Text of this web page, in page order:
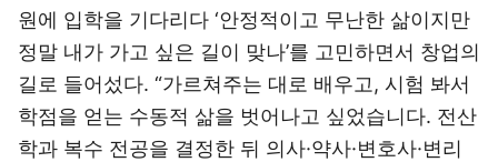
원에 입학을 기다리다 ‘안정적이고 무난한 삶이지만
정말 내가 가고 싶은 길이 맞나’를 고민하면서 창업의
길로 들어섰다. “가르쳐주는 대로 배우고, 시험 봐서
학점을 얻는 수동적 삶을 벗어나고 싶었습니다. 전산
학과 복수 전공을 결정한 뒤 의사·약사·변호사·변리